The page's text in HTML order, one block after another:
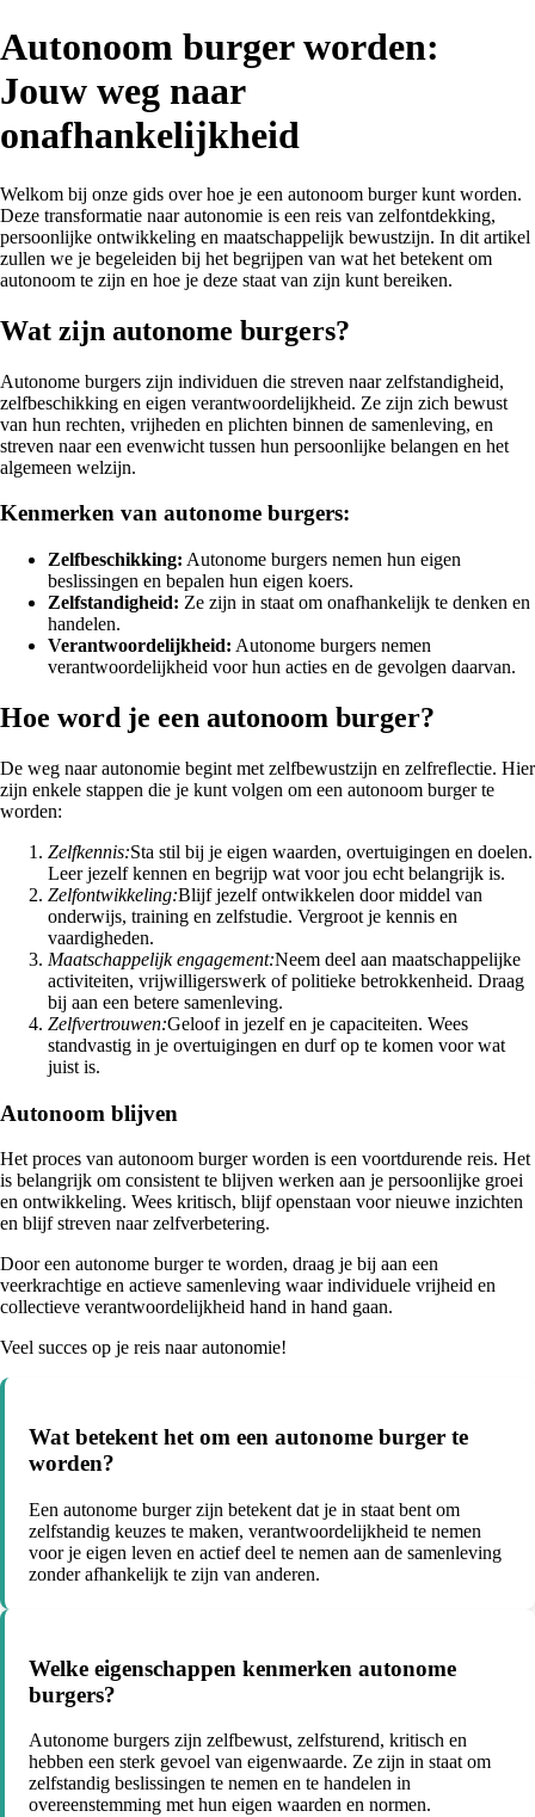
Autonoom burger worden:
Jouw weg naar
onafhankelijkheid
Welkom bij onze gids over hoe je een autonoom burger kunt worden.
Deze transformatie naar autonomie is een reis van zelfontdekking,
persoonlijke ontwikkeling en maatschappelijk bewustzijn. In dit artikel
zullen we je begeleiden bij het begrijpen van wat het betekent om
autonoom te zijn en hoe je deze staat van zijn kunt bereiken.
Wat zijn autonome burgers?
Autonome burgers zijn individuen die streven naar zelfstandigheid,
zelfbeschikking en eigen verantwoordelijkheid. Ze zijn zich bewust
van hun rechten, vrijheden en plichten binnen de samenleving, en
streven naar een evenwicht tussen hun persoonlijke belangen en het
algemeen welzijn.
Kenmerken van autonome burgers:
Zelfbeschikking: Autonome burgers nemen hun eigen
beslissingen en bepalen hun eigen koers.
Zelfstandigheid: Ze zijn in staat om onafhankelijk te denken en
handelen.
Verantwoordelijkheid: Autonome burgers nemen
verantwoordelijkheid voor hun acties en de gevolgen daarvan.
Hoe word je een autonoom burger?
De weg naar autonomie begint met zelfbewustzijn en zelfreflectie. Hier
zijn enkele stappen die je kunt volgen om een autonoom burger te
worden:
Zelfkennis:Sta stil bij je eigen waarden, overtuigingen en doelen.
Leer jezelf kennen en begrijp wat voor jou echt belangrijk is.
Zelfontwikkeling:Blijf jezelf ontwikkelen door middel van
onderwijs, training en zelfstudie. Vergroot je kennis en
vaardigheden.
Maatschappelijk engagement:Neem deel aan maatschappelijke
activiteiten, vrijwilligerswerk of politieke betrokkenheid. Draag
bij aan een betere samenleving.
Zelfvertrouwen:Geloof in jezelf en je capaciteiten. Wees
standvastig in je overtuigingen en durf op te komen voor wat
juist is.
Autonoom blijven
Het proces van autonoom burger worden is een voortdurende reis. Het
is belangrijk om consistent te blijven werken aan je persoonlijke groei
en ontwikkeling. Wees kritisch, blijf openstaan voor nieuwe inzichten
en blijf streven naar zelfverbetering.
Door een autonome burger te worden, draag je bij aan een
veerkrachtige en actieve samenleving waar individuele vrijheid en
collectieve verantwoordelijkheid hand in hand gaan.
Veel succes op je reis naar autonomie!
Wat betekent het om een autonome burger te
worden?
Een autonome burger zijn betekent dat je in staat bent om
zelfstandig keuzes te maken, verantwoordelijkheid te nemen
voor je eigen leven en actief deel te nemen aan de samenleving
zonder afhankelijk te zijn van anderen.
Welke eigenschappen kenmerken autonome
burgers?
Autonome burgers zijn zelfbewust, zelfsturend, kritisch en
hebben een sterk gevoel van eigenwaarde. Ze zijn in staat om
zelfstandig beslissingen te nemen en te handelen in
overeenstemming met hun eigen waarden en normen.